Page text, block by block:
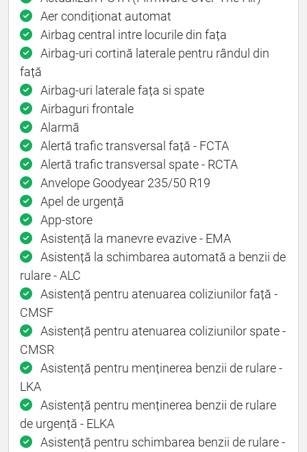
Aer condiționat automat
Airbag central intre locurile din fața
Airbag-uri cortină laterale pentru rândul din
față
Airbag-uri laterale fața si spate
Airbaguri frontale
Alarmă
Alertă trafic transversal față - FCTA
Alertă trafic transversal spate - RCTA
Anvelope Goodyear 235/50 R19
Apel de urgență
App-store
Asistență la manevre evazive - EMA
Asistență la schimbarea automată a benzii de
rulare - ALC
Asistență pentru atenuarea coliziunilor față -
CMSF
Asistență pentru atenuarea coliziunilor spate -
CMSR
Asistență pentru menținerea benzii de rulare -
LKA
Asistență pentru menținerea benzii de rulare
de urgență - ELKA
Asistență pentru schimbarea benzii de rulare -